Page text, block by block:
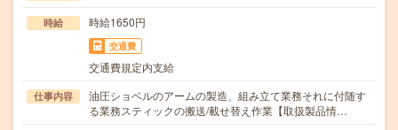
時給 時給1650円
交通費
交通費規定内支給
仕事内容
油圧ショベルのアームの製造、組み立て業務それに付随す
る業務スティックの搬送/載せ替え作業【取扱製品情…